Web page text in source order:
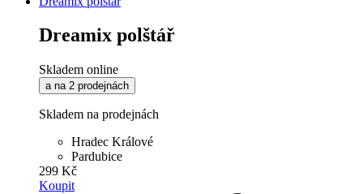
Dreamix polštář
Skladem online
a na 2 prodejnách
Skladem na prodejnách
Hradec Králové
Pardubice
299 Kč
Koupit